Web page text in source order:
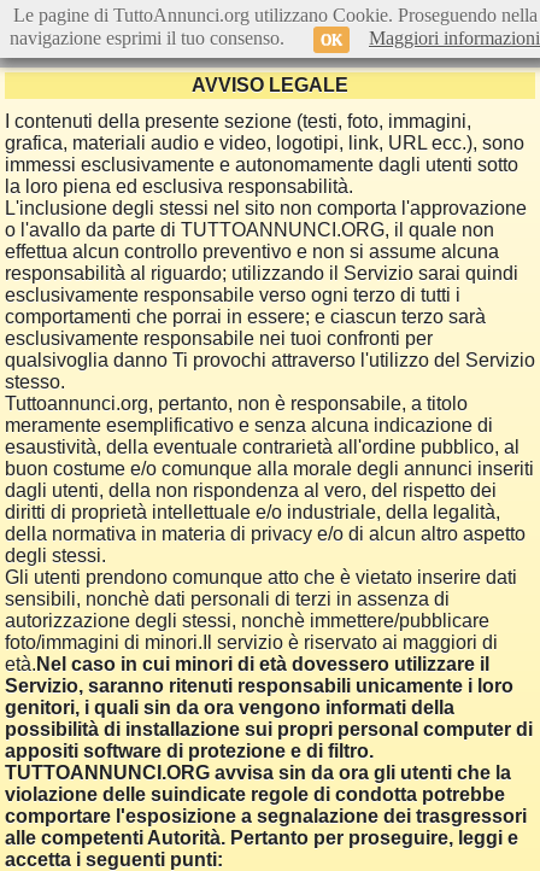
AVVISO LEGALE
I contenuti della presente sezione (testi, foto, immagini,
grafica, materiali audio e video, logotipi, link, URL ecc.), sono
immessi esclusivamente e autonomamente dagli utenti sotto
la loro piena ed esclusiva responsabilità.
L'inclusione degli stessi nel sito non comporta l'approvazione
o l'avallo da parte di TUTTOANNUNCI.ORG, il quale non
effettua alcun controllo preventivo e non si assume alcuna
responsabilità al riguardo; utilizzando il Servizio sarai quindi
esclusivamente responsabile verso ogni terzo di tutti i
comportamenti che porrai in essere; e ciascun terzo sarà
esclusivamente responsabile nei tuoi confronti per
qualsivoglia danno Ti provochi attraverso l'utilizzo del Servizio
stesso.
Tuttoannunci.org, pertanto, non è responsabile, a titolo
meramente esemplificativo e senza alcuna indicazione di
esaustività, della eventuale contrarietà all'ordine pubblico, al
buon costume e/o comunque alla morale degli annunci inseriti
dagli utenti, della non rispondenza al vero, del rispetto dei
diritti di proprietà intellettuale e/o industriale, della legalità,
della normativa in materia di privacy e/o di alcun altro aspetto
degli stessi.
Gli utenti prendono comunque atto che è vietato inserire dati
sensibili, nonchè dati personali di terzi in assenza di
autorizzazione degli stessi, nonchè immettere/pubblicare
foto/immagini di minori.Il servizio è riservato ai maggiori di
età. Nel caso in cui minori di età dovessero utilizzare il
Servizio, saranno ritenuti responsabili unicamente i loro
genitori, i quali sin da ora vengono informati della
possibilità di installazione sui propri personal computer di
appositi software di protezione e di filtro.
TUTTOANNUNCI.ORG avvisa sin da ora gli utenti che la
violazione delle suindicate regole di condotta potrebbe
comportare l'esposizione a segnalazione dei trasgressori
alle competenti Autorità. Pertanto per proseguire, leggi e
accetta i seguenti punti:
Le pagine di TuttoAnnunci.org utilizzano Cookie. Proseguendo nella
navigazione esprimi il tuo consenso.
OK Maggiori informazioni